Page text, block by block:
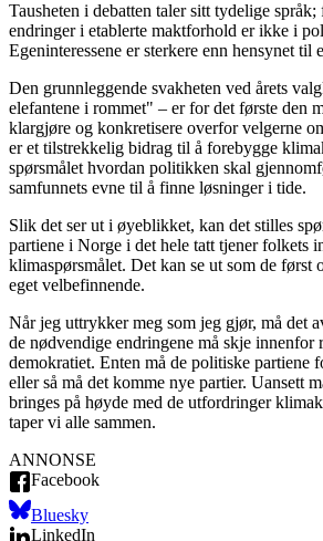
Tausheten i debatten taler sitt tydelige
endringer i etablerte maktforhold er ikke i
Egeninteressene er sterkere enn hensynet til
Den grunnleggende svakheten ved årets
elefantene i rommet" – er for det første den
klargjøre og konkretisere overfor velgerne
er et tilstrekkelig bidrag til å forebygge
spørsmålet hvordan politikken skal
samfunnets evne til å finne løsninger i tide.
Slik det ser ut i øyeblikket, kan det stilles
partiene i Norge i det hele tatt tjener folkets
klimaspørsmålet. Det kan se ut som de først
eget velbefinnende.
Når jeg uttrykker meg som jeg gjør, må det
de nødvendige endringene må skje innenfor
demokratiet. Enten må de politiske partiene
eller så må det komme nye partier. Uansett
bringes på høyde med de utfordringer
taper vi alle sammen.
ANNONSE
Facebook
Bluesky
LinkedIn